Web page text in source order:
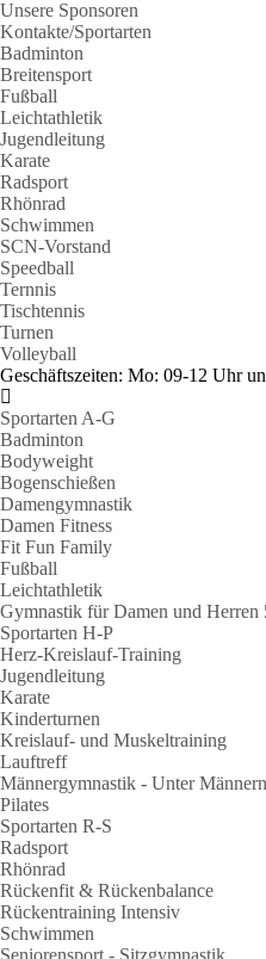
Unsere Sponsoren
Kontakte/Sportarten
Badminton
Breitensport
Fußball
Leichtathletik
Jugendleitung
Karate
Radsport
Rhönrad
Schwimmen
SCN-Vorstand
Speedball
Ternnis
Tischtennis
Turnen
Volleyball
Geschäftszeiten: Mo: 09-12 Uhr
Sportarten A-G
Badminton
Bodyweight
Bogenschießen
Damengymnastik
Damen Fitness
Fit Fun Family
Fußball
Leichtathletik
Gymnastik für Damen und Herren
Sportarten H-P
Herz-Kreislauf-Training
Jugendleitung
Karate
Kinderturnen
Kreislauf- und Muskeltraining
Lauftreff
Männergymnastik - Unter Männern
Pilates
Sportarten R-S
Radsport
Rhönrad
Rückenfit & Rückenbalance
Rückentraining Intensiv
Schwimmen
Seniorensport - Sitzgymnastik